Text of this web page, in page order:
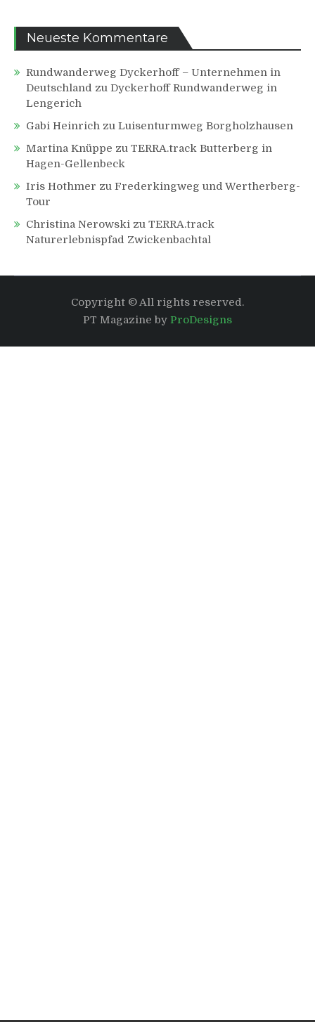
Neueste Kommentare
Rundwanderweg Dyckerhoff – Unternehmen in
Deutschland zu Dyckerhoff Rundwanderweg in
Lengerich
Gabi Heinrich zu Luisenturmweg Borgholzhausen
Martina Knüppe zu TERRA.track Butterberg in
Hagen-Gellenbeck
Iris Hothmer zu Frederkingweg und Wertherberg-
Tour
Christina Nerowski zu TERRA.track
Naturerlebnispfad Zwickenbachtal
Copyright © All rights reserved.
PT Magazine by ProDesigns